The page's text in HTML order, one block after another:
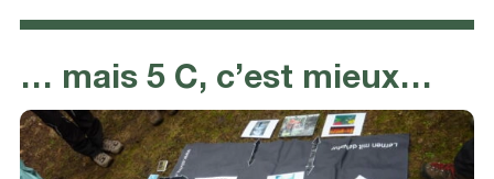
… mais 5 C, c’est mieux…